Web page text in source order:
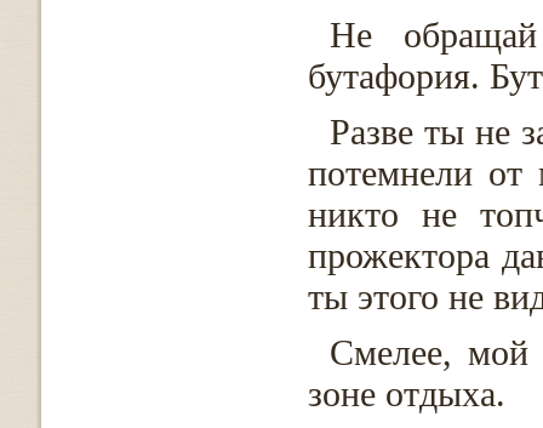
Не
бутафория.
Разве ты не
потемнели от
никто не
прожектора
ты этого не
Cмелее,
зоне отдыха.